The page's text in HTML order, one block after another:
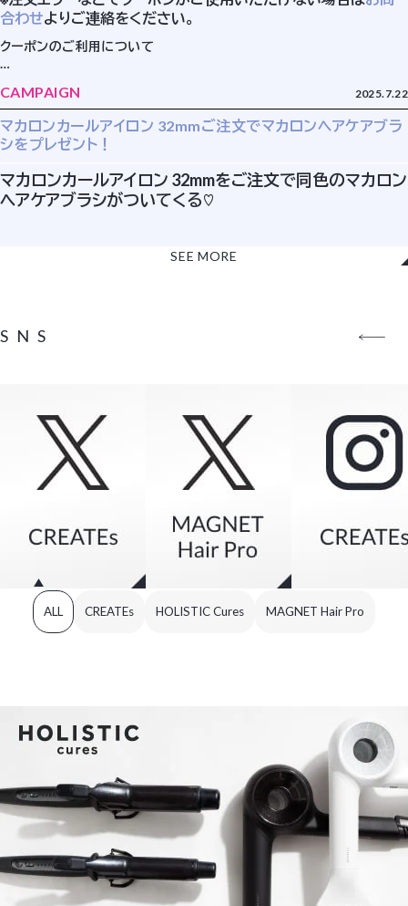
合わせよりご連絡をください。
クーポンのご利用について
にお入れください。
（２）次に、カート画面にて「次へ進む」ボタンをクリックしていただきま
すと、「ご注文内容の確認」画面が表示されます。
（３）画面内の「クーポンを使う」をタップ(クリック)していただだき、表示
された入力欄へLINEよりご確認いただいた6桁のクーポンコードをご
CAMPAIGN 2025.7.22
マカロンカールアイロン 32mmご注文でマカロンヘアケアブラ
シをプレゼント！
マカロンカールアイロン 32mmをご注文で同色のマカロン
ヘアケアブラシがついてくる♡
SEE MORE
SNS
ALL CREATEs HOLISTIC Cures MAGNET Hair Pro